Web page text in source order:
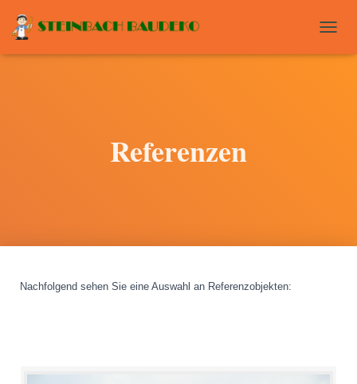
O
Referenzen
Nachfolgend sehen Sie eine Auswahl an Referenzobjekten: